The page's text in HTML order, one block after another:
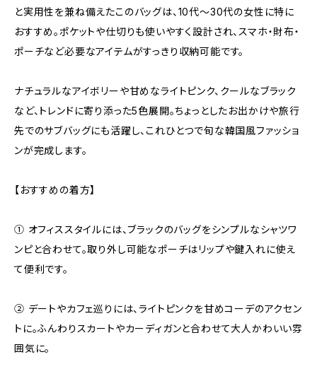
と実用性を兼ね備えたこのバッグは、10代～30代の女性に特に
おすすめ。ポケットや仕切りも使いやすく設計され、スマホ・財布・
ポーチなど必要なアイテムがすっきり収納可能です。
ナチュラルなアイボリーや甘めなライトピンク、クールなブラック
など、トレンドに寄り添った5色展開。ちょっとしたお出かけや旅行
先でのサブバッグにも活躍し、これひとつで旬な韓国風ファッショ
ンが完成します。
【おすすめの着方】
① オフィススタイルには、ブラックのバッグをシンプルなシャツワ
ンピと合わせて。取り外し可能なポーチはリップや鍵入れに使え
て便利です。
② デートやカフェ巡りには、ライトピンクを甘めコーデのアクセン
トに。ふんわりスカートやカーディガンと合わせて大人かわいい雰
囲気に。